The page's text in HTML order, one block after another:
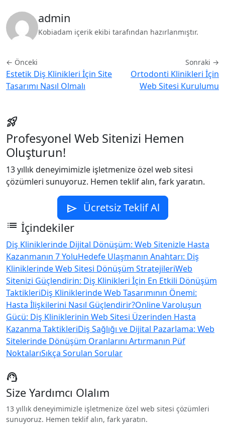
admin
Kobiadam içerik ekibi tarafından hazırlanmıştır.
← Önceki
Estetik Diş Klinikleri İçin Site
Tasarımı Nasıl Olmalı
Sonraki →
Ortodonti Klinikleri İçin
Web Sitesi Kurulumu
rocket_launch
Profesyonel Web Sitenizi Hemen
Oluşturun!
13 yıllık deneyimimizle işletmenize özel web sitesi
çözümleri sunuyoruz. Hemen teklif alın, fark yaratın.
send Ücretsiz Teklif Al
list İçindekiler
Diş Kliniklerinde Dijital Dönüşüm: Web Sitenizle Hasta
Kazanmanın 7 YoluHedefe Ulaşmanın Anahtarı: Diş
Kliniklerinde Web Sitesi Dönüşüm StratejileriWeb
Sitenizi Güçlendirin: Diş Klinikleri İçin En Etkili Dönüşüm
TaktikleriDiş Kliniklerinde Web Tasarımının Önemi:
Hasta İlişkilerini Nasıl Güçlendirir?Online Varoluşun
Gücü: Diş Kliniklerinin Web Sitesi Üzerinden Hasta
Kazanma TaktikleriDiş Sağlığı ve Dijital Pazarlama: Web
Sitelerinde Dönüşüm Oranlarını Artırmanın Püf
NoktalarıSıkça Sorulan Sorular
support_agent
Size Yardımcı Olalım
13 yıllık deneyimimizle işletmenize özel web sitesi çözümleri
sunuyoruz. Hemen teklif alın, fark yaratın.